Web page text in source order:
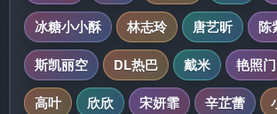
冰糖小小酥
林志玲 唐艺昕
陈
斯凯丽空
DL热巴 戴米 艳照门
高叶
欣欣 宋妍霏 辛芷蕾